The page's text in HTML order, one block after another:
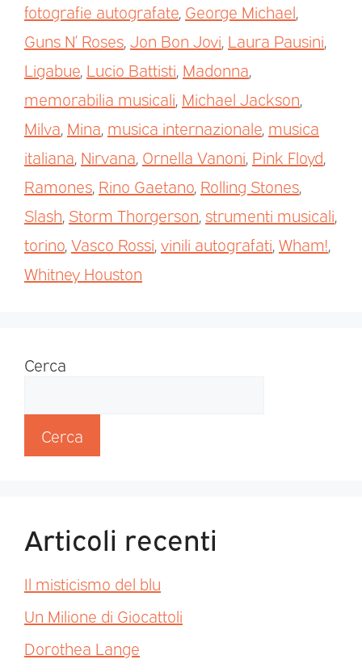
fotografie autografate, George Michael,
Guns N’ Roses,Jon Bon Jovi, Laura Pausini,
Ligabue, Lucio Battisti, Madonna,
memorabilia musicali, Michael Jackson,
Milva, Mina, musica internazionale, musica
italiana, Nirvana, Ornella Vanoni, Pink Floyd,
Ramones, Rino Gaetano, Rolling Stones,
Slash, Storm Thorgerson,strumenti musicali,
torino,Vasco Rossi,vinili autografati,Wham!,
Whitney Houston
Cerca
Cerca
Articoli recenti
Il misticismo del blu
Un Milione di Giocattoli
Dorothea Lange